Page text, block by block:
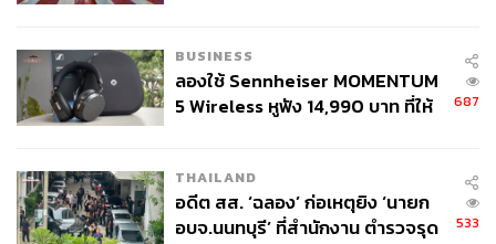
BUSINESS
ลองใช้ Sennheiser MOMENTUM
5 Wireless หูฟัง 14,990 บาท ที่ให้
687
THAILAND
อดีต สส. ‘ฉลอง’ ก่อเหตุยิง ‘นายก
อบจ.นนทบุรี’ ที่สำนักงาน ตำรวจรุด
533